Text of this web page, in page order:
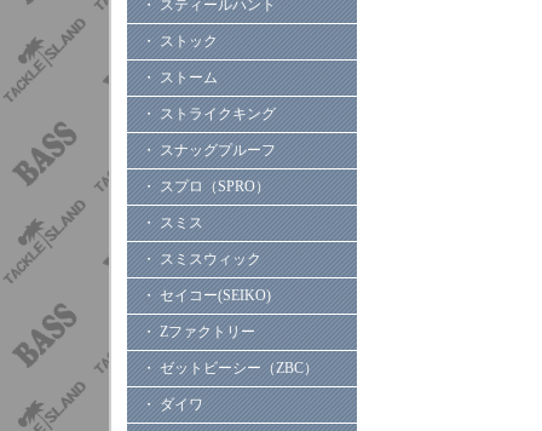
・ スティールハント
・ ストック
・ ストーム
・ ストライクキング
・ スナッグプルーフ
・ スプロ（SPRO）
・ スミス
・ スミスウィック
・ セイコー(SEIKO)
・ Zファクトリー
・ ゼットビーシー（ZBC）
・ ダイワ